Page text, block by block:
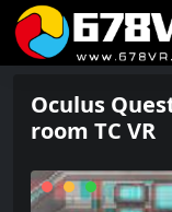
Oculus
room TC VR